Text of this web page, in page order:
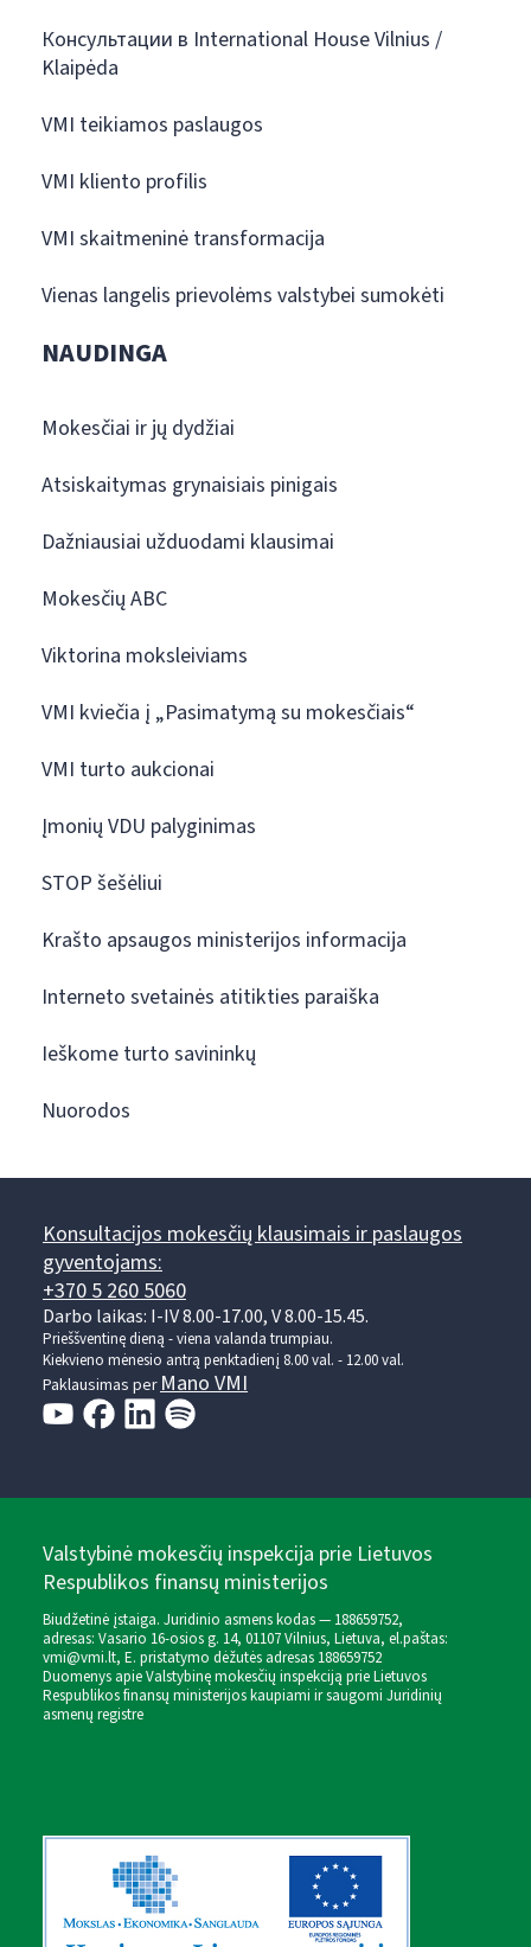
Консультации в International House Vilnius /
Klaipėda
VMI teikiamos paslaugos
VMI kliento profilis
VMI skaitmeninė transformacija
Vienas langelis prievolėms valstybei sumokėti
NAUDINGA
Mokesčiai ir jų dydžiai
Atsiskaitymas grynaisiais pinigais
Dažniausiai užduodami klausimai
Mokesčių ABC
Viktorina moksleiviams
VMI kviečia į „Pasimatymą su mokesčiais“
VMI turto aukcionai
Įmonių VDU palyginimas
STOP šešėliui
Krašto apsaugos ministerijos informacija
Interneto svetainės atitikties paraiška
Ieškome turto savininkų
Nuorodos
Konsultacijos mokesčių klausimais ir paslaugos
gyventojams:
+370 5 260 5060
Darbo laikas: I-IV 8.00-17.00, V 8.00-15.45.
Prieššventinę dieną - viena valanda trumpiau.
Kiekvieno mėnesio antrą penktadienį 8.00 val. - 12.00 val.
Paklausimas perMano VMI
Valstybinė mokesčių inspekcija prie Lietuvos
Respublikos finansų ministerijos
Biudžetinė įstaiga. Juridinio asmens kodas — 188659752,
adresas: Vasario 16-osios g. 14, 01107 Vilnius, Lietuva, el.paštas:
vmi@vmi.lt, E. pristatymo dėžutės adresas 188659752
Duomenys apie Valstybinę mokesčių inspekciją prie Lietuvos
Respublikos finansų ministerijos kaupiami ir saugomi Juridinių
asmenų registre